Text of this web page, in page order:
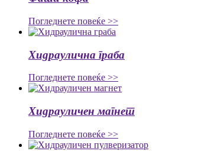
Погледнете повеќе >>
Хидраулична граба
Погледнете повеќе >>
Хидрауличен магнет
Погледнете повеќе >>